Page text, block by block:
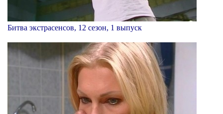
Битва экстрасенсов, 12 сезон, 1 выпуск